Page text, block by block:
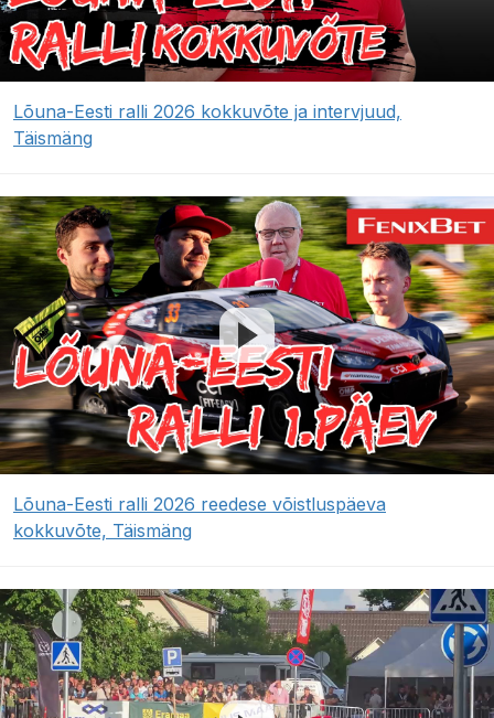
Lõuna-Eesti ralli 2026 kokkuvõte ja intervjuud,
Täismäng
Lõuna-Eesti ralli 2026 reedese võistluspäeva
kokkuvõte, Täismäng